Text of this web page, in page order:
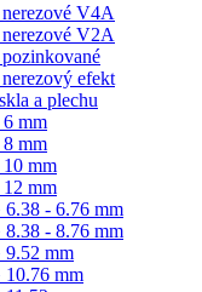
V4A
V2A
efekt
a plechu
mm
mm
mm
mm
- 6.76 mm
- 8.76 mm
9.52 mm
mm